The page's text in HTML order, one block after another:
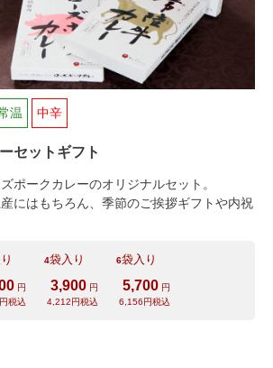
結婚内祝い 法事・香典返し
温 中辛
セットギフト
ポークカレーのオリジナルセット。
にはもちろん、季節のご挨拶ギフトや内祝
円
税込
4袋入り
3,900 円
4,212円税込
6袋入り
5,700 円
6,156円税込